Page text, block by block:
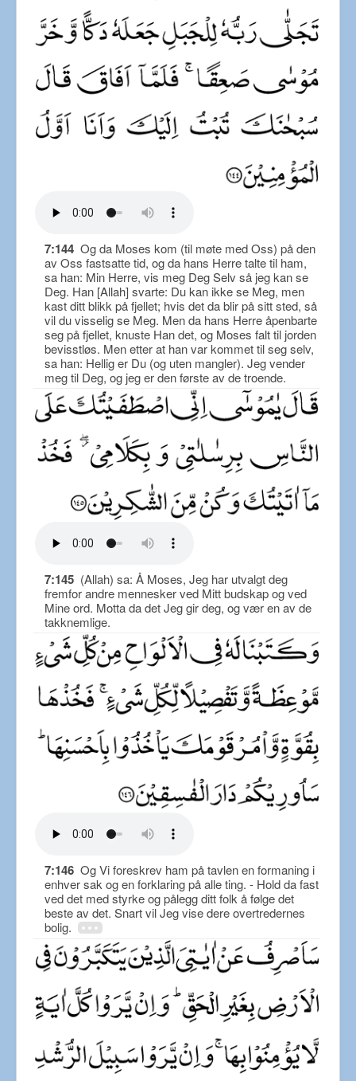
7:144 Og da Moses kom (til møte med Oss) på den
av Oss fastsatte tid, og da hans Herre talte til ham,
sa han: Min Herre, vis meg Deg Selv så jeg kan se
Deg. Han [Allah] svarte: Du kan ikke se Meg, men
kast ditt blikk på fjellet; hvis det da blir på sitt sted, så
vil du visselig se Meg. Men da hans Herre åpenbarte
seg på fjellet, knuste Han det, og Moses falt til jorden
bevisstløs. Men etter at han var kommet til seg selv,
sa han: Hellig er Du (og uten mangler). Jeg vender
meg til Deg, og jeg er den første av de troende.
7:145 (Allah) sa: Å Moses, Jeg har utvalgt deg
fremfor andre mennesker ved Mitt budskap og ved
Mine ord. Motta da det Jeg gir deg, og vær en av de
takknemlige.
7:146 Og Vi foreskrev ham på tavlen en formaning i
enhver sak og en forklaring på alle ting. - Hold da fast
ved det med styrke og pålegg ditt folk å følge det
beste av det. Snart vil Jeg vise dere overtredernes
bolig.